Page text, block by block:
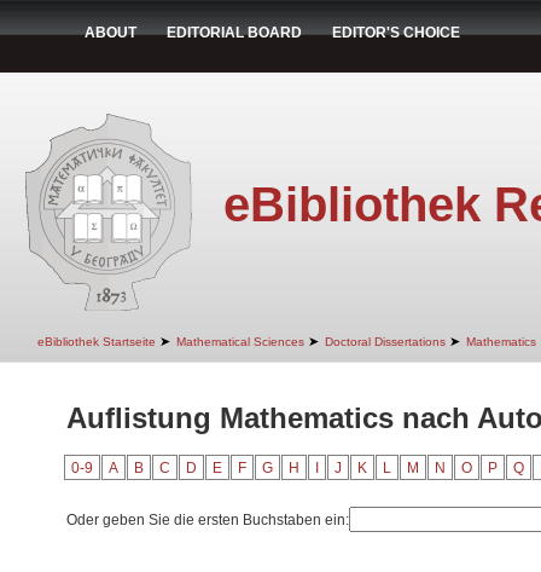
ABOUT EDITORIAL BOARD EDITOR'S CHOICE
eBibliothek
eBibliothek Startseite ➤ Mathematical Sciences ➤ Doctoral Dissertations ➤ Mathematics
Auflistung Mathematics nach
0-9 A B C D E F G H J K L M N O P Q
Oder geben Sie die ersten Buchstaben ein: